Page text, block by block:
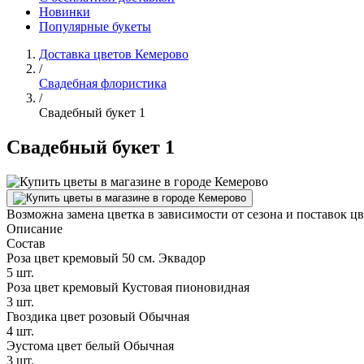
Новинки
Популярные букеты
Доставка цветов Кемерово
/
Свадебная флористика
/
Свадебный букет 1
Свадебный букет 1
Возможна замена цветка в зависимости от сезона и поставок
Описание
Состав
Роза цвет кремовый 50 см. Эквадор
5 шт.
Роза цвет кремовый Кустовая пионовидная
3 шт.
Гвоздика цвет розовый Обычная
4 шт.
Эустома цвет белый Обычная
3 шт.